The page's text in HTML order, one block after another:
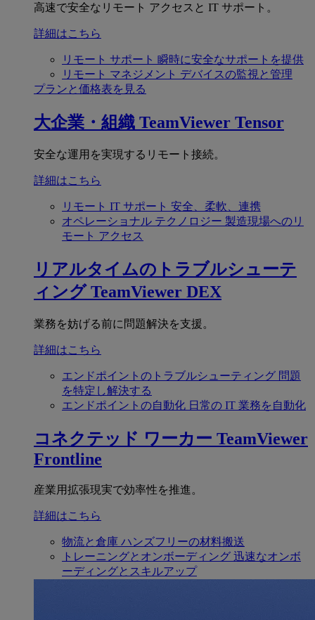
高速で安全なリモート アクセスと IT サポート。
詳細はこちら
リモート サポート 瞬時に安全なサポートを提供
リモート マネジメント デバイスの監視と管理
プランと価格表を見る
大企業・組織 TeamViewer Tensor
安全な運用を実現するリモート接続。
詳細はこちら
リモート IT サポート 安全、柔軟、連携
オペレーショナル テクノロジー 製造現場へのリ
モート アクセス
リアルタイムのトラブルシューテ
ィング TeamViewer DEX
業務を妨げる前に問題解決を支援。
詳細はこちら
エンドポイントのトラブルシューティング 問題
を特定し解決する
エンドポイントの自動化 日常の IT 業務を自動化
コネクテッド ワーカー TeamViewer
Frontline
産業用拡張現実で効率性を推進。
詳細はこちら
物流と倉庫 ハンズフリーの材料搬送
トレーニングとオンボーディング 迅速なオンボ
ーディングとスキルアップ